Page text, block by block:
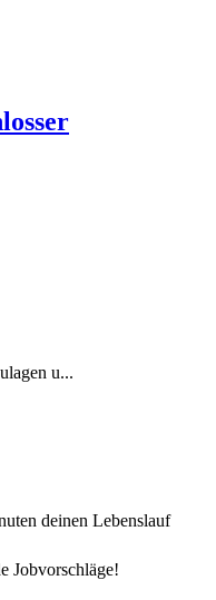
u...
deinen Lebenslauf
Jobvorschläge!